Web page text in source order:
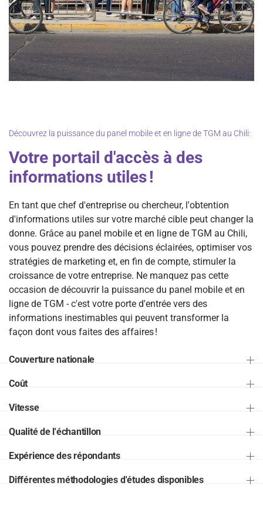
Découvrez la puissance du panel mobile et en ligne de TGM au Chili:
Votre portail d'accès à des
informations utiles !
En tant que chef d'entreprise ou chercheur, l'obtention
d'informations utiles sur votre marché cible peut changer la
donne. Grâce au panel mobile et en ligne de TGM au Chili,
vous pouvez prendre des décisions éclairées, optimiser vos
stratégies de marketing et, en fin de compte, stimuler la
croissance de votre entreprise. Ne manquez pas cette
occasion de découvrir la puissance du panel mobile et en
ligne de TGM - c'est votre porte d'entrée vers des
informations inestimables qui peuvent transformer la
façon dont vous faites des affaires !
Couverture nationale
Coût
Vitesse
Qualité de l'échantillon
Expérience des répondants
Différentes méthodologies d'études disponibles